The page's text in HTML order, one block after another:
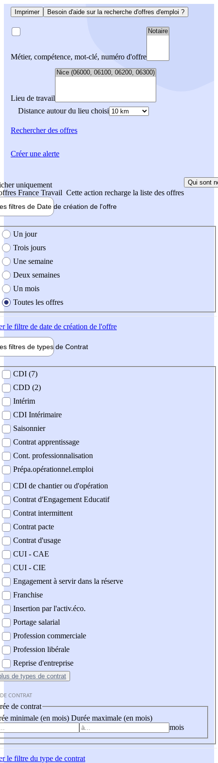
Imprimer Besoin d'aide sur la recherche d'offres d'emploi ?
Métier, compétence, mot-clé, numéro d'offre
Lieu de travail
Distance autour du lieu choisi
Rechercherdes offres
uniquement
France Travail Cette action recharge la liste des offres
Qui sont
filtres de Date de création de l'offre
création de l'offre
Un jour
Trois jours
Une semaine
Deux semaines
Un mois
Toutes les offres
le filtre de date de création de l'offre
filtres de types de Contrat
contrat
CDI (7)
CDD (2)
Intérim
CDI Intérimaire
Saisonnier
Contrat apprentissage
Cont. professionnalisation
Prépa.opérationnel.emploi
CDI de chantier ou d'opération
Contrat d'Engagement Educatif
Contrat intermittent
Contrat pacte
Contrat d'usage
CUI - CAE
CUI - CIE
Engagement à servir dans la réserve
Franchise
Insertion par l'activ.éco.
Portage salarial
Profession commerciale
Profession libérale
Reprise d'entreprise
de types de contrat
CONTRAT
de contrat
minimale (en mois) Durée maximale (en mois)
mois
le filtre du type de contrat
Créer une alerte